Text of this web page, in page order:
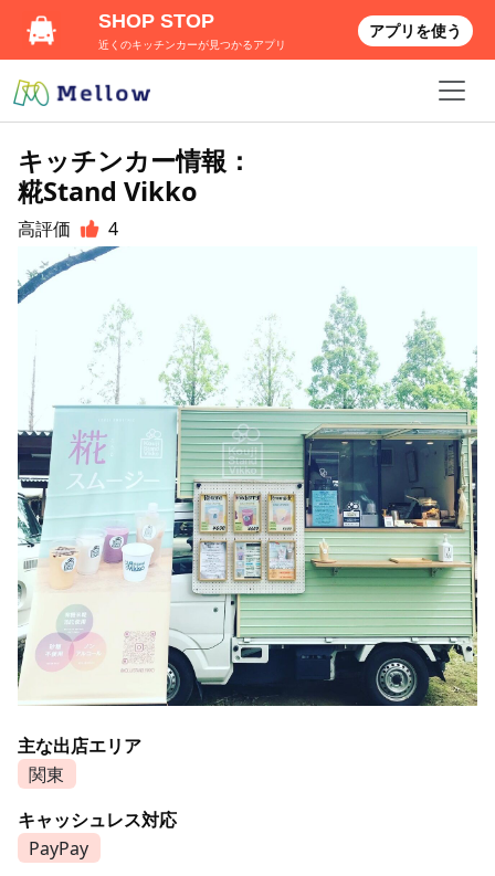
キッチンカー情報：
糀Stand Vikko
高評価 4
主な出店エリア
関東
キャッシュレス対応
PayPay
SHOP STOP
近くのキッチンカーが見つかるアプリ
アプリを使う